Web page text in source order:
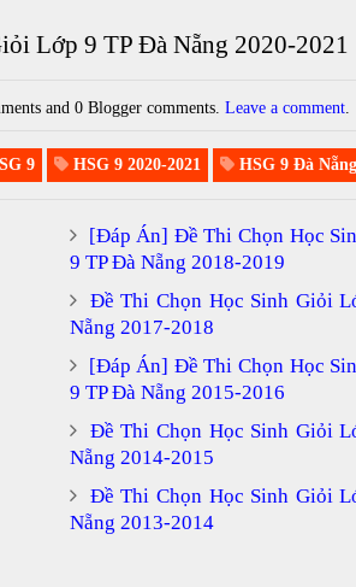
Lớp 9 TP Đà Nẵng 2020-2021
and 0 Blogger comments.Leave a comment
9 HSG 9 2020-2021 HSG 9 Đà Nẵng
[Đáp Án] Đề Thi Chọn Học
9 TP Đà Nẵng 2018-2019
Đề Thi Chọn Học Sinh Giỏi
Nẵng 2017-2018
[Đáp Án] Đề Thi Chọn Học
9 TP Đà Nẵng 2015-2016
Đề Thi Chọn Học Sinh Giỏi
Nẵng 2014-2015
Đề Thi Chọn Học Sinh Giỏi
Nẵng 2013-2014